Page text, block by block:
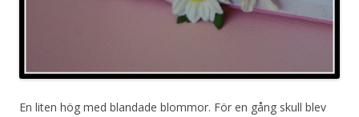
En liten hög med blandade blommor. För en gång skull blev